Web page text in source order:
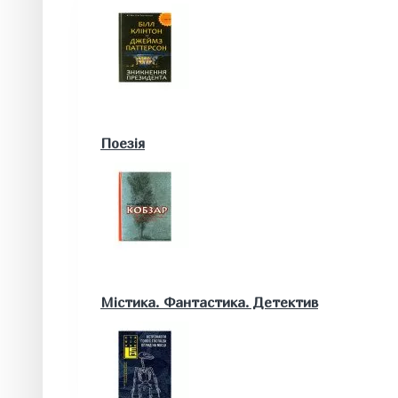
Математика. Природничі та інші науки
Біологія
Географія. Геологія
Поезія
Містика. Фантастика. Детектив